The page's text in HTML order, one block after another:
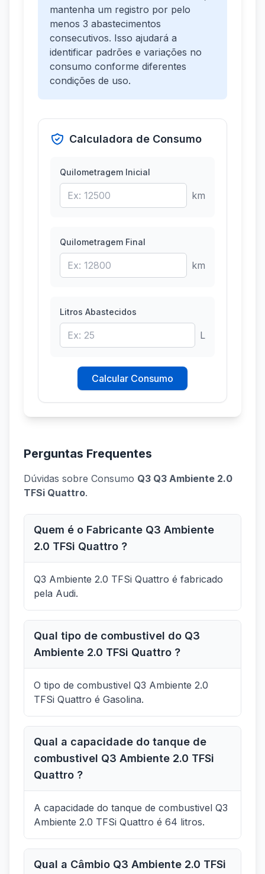
mantenha um registro por pelo
menos 3 abastecimentos
consecutivos. Isso ajudará a
identificar padrões e variações no
consumo conforme diferentes
condições de uso.
Calculadora de Consumo
Quilometragem Inicial
km
Quilometragem Final
km
Litros Abastecidos
L
Calcular Consumo
Perguntas Frequentes
Dúvidas sobre Consumo Q3 Q3 Ambiente 2.0
TFSi Quattro.
Quem é o Fabricante Q3 Ambiente
2.0 TFSi Quattro ?
Q3 Ambiente 2.0 TFSi Quattro é fabricado
pela Audi.
Qual tipo de combustivel do Q3
Ambiente 2.0 TFSi Quattro ?
O tipo de combustivel Q3 Ambiente 2.0
TFSi Quattro é Gasolina.
Qual a capacidade do tanque de
combustivel Q3 Ambiente 2.0 TFSi
Quattro ?
A capacidade do tanque de combustivel Q3
Ambiente 2.0 TFSi Quattro é 64 litros.
Qual a Câmbio Q3 Ambiente 2.0 TFSi